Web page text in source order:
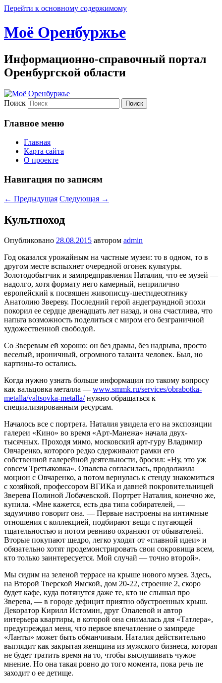
Перейти к основному содержимому
Моё Оренбуржье
Информационно-справочный портал
Оренбургской области
Поиск
Главное меню
Главная
Карта сайта
О проекте
Навигация по записям
← Предыдущая Следующая →
Культпоход
Опубликовано 28.08.2015 автором admin
Год оказался урожайным на частные музеи: то в одном, то в
другом месте вспыхнет очередной огонек культу­ры.
Золотодобытчик и зампредправления Наталия, что ее музей —
надолго, хотя формату не­го камерный, неприлично
европейский к посвящен живописцу-шестидесятнику
Анатолию Звереву. Последний герой андеграундной эпохи
покорил ее сердце двенадцать лет назад, и она счастлива, что
напьта воз­можность поделиться с миром его без­граничной
художественной свободой.
Со Зверевым ей хорошо: он без драмы, без надрыва, просто
веселый, иронич­ный, огромного таланта человек. Был, но
картины-то остались.
Когда нужно узнать больше информации по такому вопросу
как вальцовка металла — www.smmk.ru/services/obrabotka-
metalla/valtsovka-metalla/нужно обращаться к
специализированным ресурсам.
Началось все с портрета. Наталия увидела его на экспозиции
галереи «Ки­но» во время «Арт-Манежа» начала двух­
тысячных. Проходя мимо, московский арт-гуру Владимир
Овчаренко, которого редко сдерживают рамки его
собственной галерейной деятельности, бросил: «Ну, это уж
совсем Третьяковка». Опалсва согла­силась, продолжила
моцион с Овчаренко, а потом вернулась к стенду знакомиться
с хозяйкой, профессором ВГИКа и давней покровительницей
Зверева Полиной Лобачевской. Портрет Наталия, конечно же,
купила. «Мне кажется, есть два типа собирателей, —
задумчиво говорит она. — Первые настроены на интимные
отноше­ния с коллекцией, подбирают вещи с пу­гающей
тщательностью и потом ревниво охраняют от обывателей.
Вторые покупа­ют щедро, легко уходят от «главной идеи» и
обязательно хотят продемонстрировать свои сокровища всем,
кто только заинте­ресуется. Мой случай — точно второй».
Мы сидим на зеленой террасе на крыше нового музея. Здесь,
на Второй Тверской Ямской, дом 20-22, строение 2, скоро
будет кафе, куда потянутся даже те, кто не слышал про
Зверева, — в городе дефи­цит приятно обустроенных крыш.
Декора­тор Кирилл Истомин, друг Опалевой и ав­тор
интерьера квартиры, в которой она снималась для «Татлера»,
предупреждал меня, что первое впечатление о зампреде
«Ланты» может быть обманчивым. Ната­лия действительно
выглядит как закрытая женщина из мужского бизнеса, которая
не будет тратить время на то, чтобы вы­слушивать чужое
мнение. Но она такая ровно до того момента, пока речь пе
захо­дит о ее детище.